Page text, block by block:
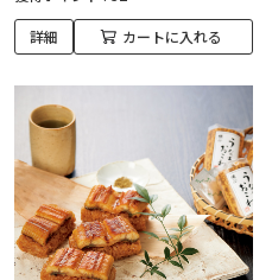
詳細 カートに入れる